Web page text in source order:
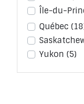
Île-du-
Québec
Yukon (5)